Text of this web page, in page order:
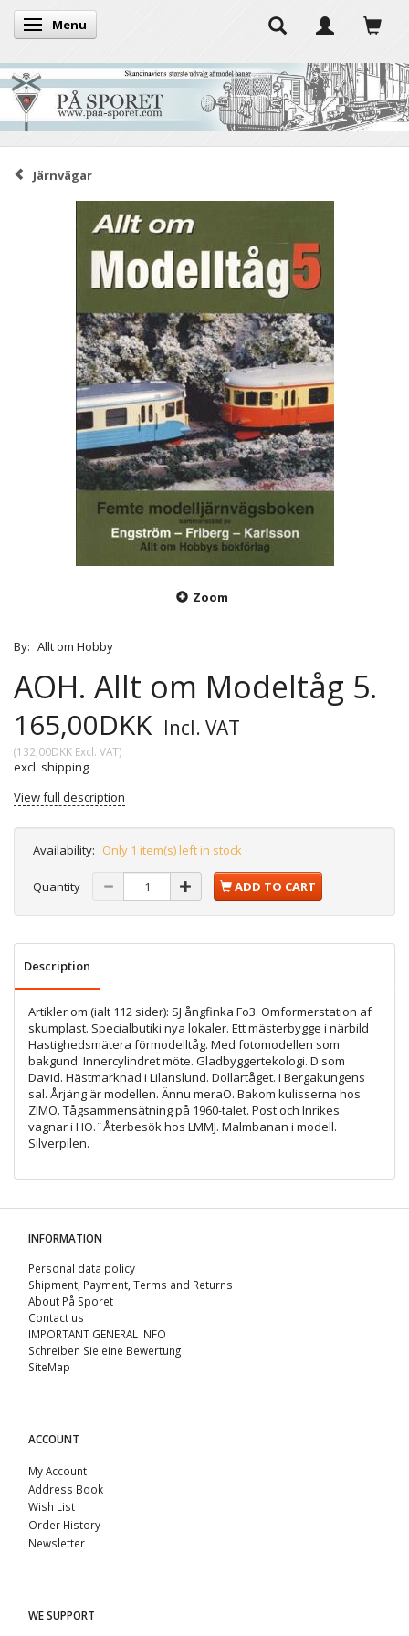
Toggle navigation
Menu
Järnvägar
Zoom
By: Allt om Hobby
AOH. Allt om Modeltåg 5.
165,00DKK Incl. VAT
(132,00DKK Excl. VAT)
excl. shipping
View full description
Availability: Only 1 item(s) left in stock
Quantity ADD TO CART
Description
Artikler om (ialt 112 sider): SJ ångfinka Fo3. Omformerstation af
skumplast. Specialbutiki nya lokaler. Ett mästerbygge i närbild
Hastighedsmätera förmodelltåg. Med fotomodellen som
bakgund. Innercylindret möte. Gladbyggertekologi. D som
David. Hästmarknad i Lilanslund. Dollartåget. I Bergakungens
sal. Årjäng är modellen. Ännu meraO. Bakom kulisserna hos
ZIMO. Tågsammensätning på 1960-talet. Post och Inrikes
vagnar i HO.¨Återbesök hos LMMJ. Malmbanan i modell.
Silverpilen.
INFORMATION
Personal data policy
Shipment, Payment, Terms and Returns
About På Sporet
Contact us
IMPORTANT GENERAL INFO
Schreiben Sie eine Bewertung
SiteMap
ACCOUNT
My Account
Address Book
Wish List
Order History
Newsletter
WE SUPPORT